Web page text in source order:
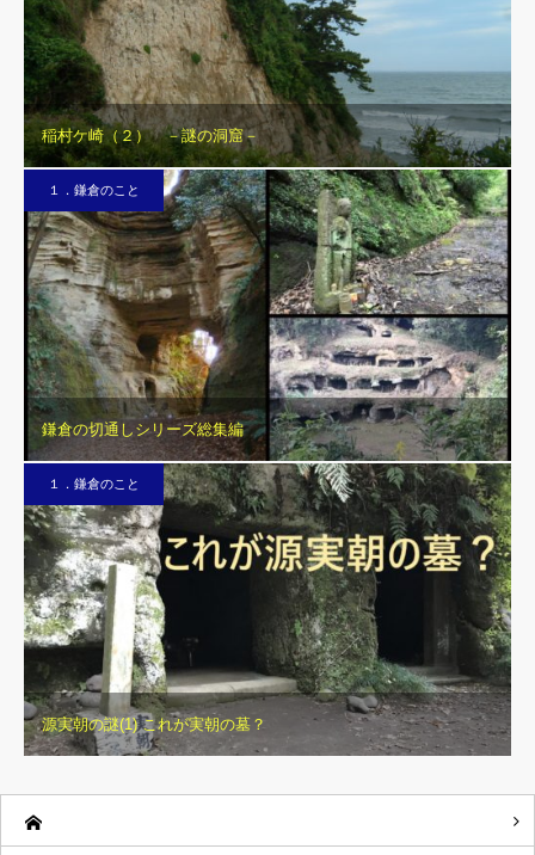
稲村ケ崎（２） －謎の洞窟－
１．鎌倉のこと
鎌倉の切通しシリーズ総集編
１．鎌倉のこと
源実朝の謎(1) これが実朝の墓？